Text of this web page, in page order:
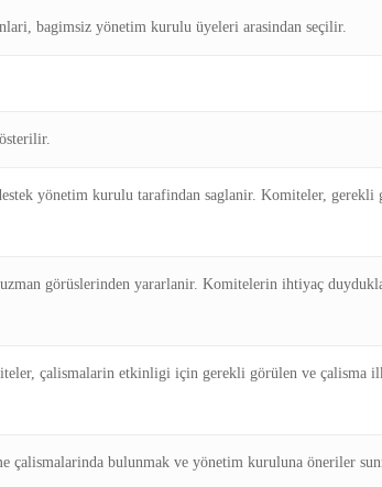
bagimsiz yönetim kurulu üyeleri arasindan seçilir.
yönetim kurulu tarafindan saglanir. Komiteler,
görüslerinden yararlanir. Komitelerin ihtiyaç
çalismalarin etkinligi için gerekli görülen ve çalisma
bulunmak ve yönetim kuruluna öneriler